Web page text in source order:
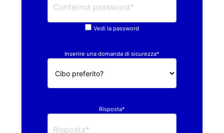
Vedi la password
Inserire una domanda di sicurezza*
Risposta*